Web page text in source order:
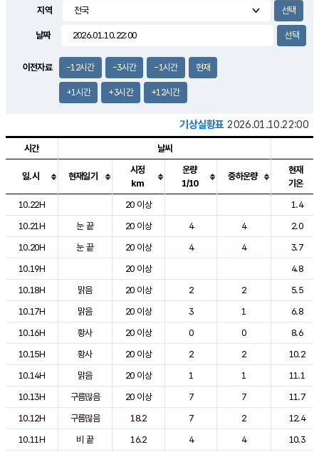
2.2m/s
지역
날짜
이전자료 -12시간 -3시간 -1시간 현재
+1시간 +3시간 +12시간
기상실황표 2026.01.10.22:00
도시별 기상실황표로 지점, 날씨, 기온, 강수, 바람, 기압등을 안내한 표입
시간 날씨
일.시 현재일기
시정
km
운량
1/10
중하운량
현재
기온
10.22H
20 이상
1.4
10.21H
눈 끝 20 이상 4 4
2.0
10.20H
눈 끝 20 이상 4 4
3.7
10.19H
20 이상
4.8
10.18H
맑음 20 이상 2 2
5.5
10.17H
맑음 20 이상 3 1
6.8
10.16H
황사 20 이상 0 0
8.6
10.15H
황사 20 이상 2 2
10.2
10.14H
맑음 20 이상 1 1
11.1
10.13H
구름많음 20 이상 7 7
11.7
10.12H
구름많음 18.2 7 2
12.4
10.11H
비 끝 16.2 4 4
10.3